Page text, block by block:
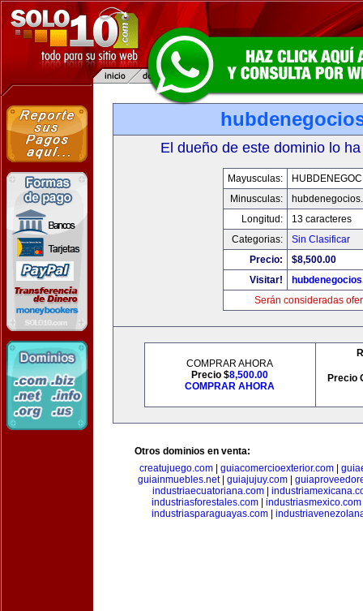
El dueño de este dominio lo
Mayusculas:
Minusculas:
Longitud:
13 caracteres
Categorias:
Sin Clasificar
Precio:
$8,500.00
Visitar!
Serán consideradas
COMPRAR AHORA
Precio $8,500.00
COMPRAR AHORA
Precio
Otros dominios en venta:
creatujuego.com| guiacomercioexterior.com|
guiainmuebles.net| guiajujuy.com|
industriaecuatoriana.com|
industriasforestales.com
industriasmexico.com
industriasparaguayas.com